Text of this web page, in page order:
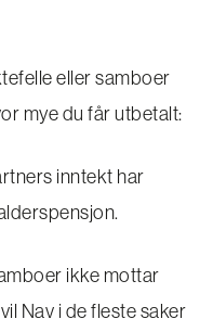
eller samboer
mye du får utbetalt:
inntekt har
ikke mottar
Nav i de fleste saker